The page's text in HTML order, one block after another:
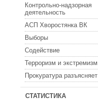
Контрольно-надзорная
деятельность
АСП Хворостянка ВК
Выборы
Содействие
Терроризм и экстремизм
Прокуратура разъясняет
СТАТИСТИКА